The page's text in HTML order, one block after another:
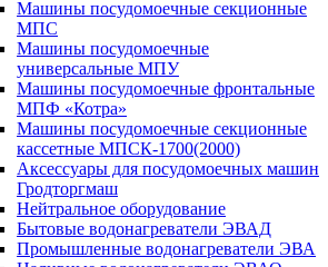
Машины посудомоечные секционные
МПС
Машины посудомоечные
универсальные МПУ
Машины посудомоечные фронтальные
МПФ «Котра»
Машины посудомоечные секционные
кассетные МПСК-1700(2000)
Аксессуары для посудомоечных машин
Гродторгмаш
Нейтральное оборудование
Бытовые водонагреватели ЭВАД
Промышленные водонагреватели ЭВА